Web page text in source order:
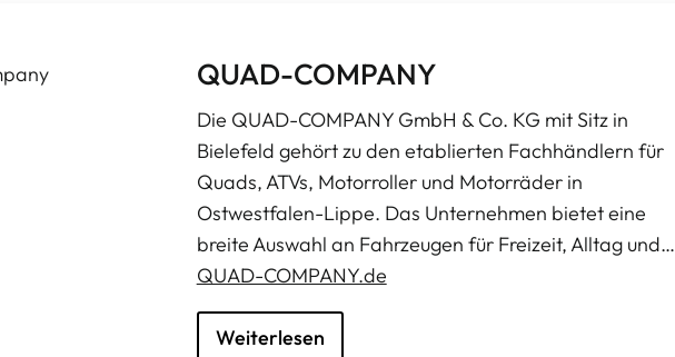
QUAD-COMPANY
Die QUAD-COMPANY GmbH & Co. KG mit Sitz in
Bielefeld gehört zu den etablierten Fachhändlern für
Quads, ATVs, Motorroller und Motorräder in
Ostwestfalen-Lippe. Das Unternehmen bietet eine
breite Auswahl an Fahrzeugen für Freizeit, Alltag und…
QUAD-COMPANY.de
Weiterlesen